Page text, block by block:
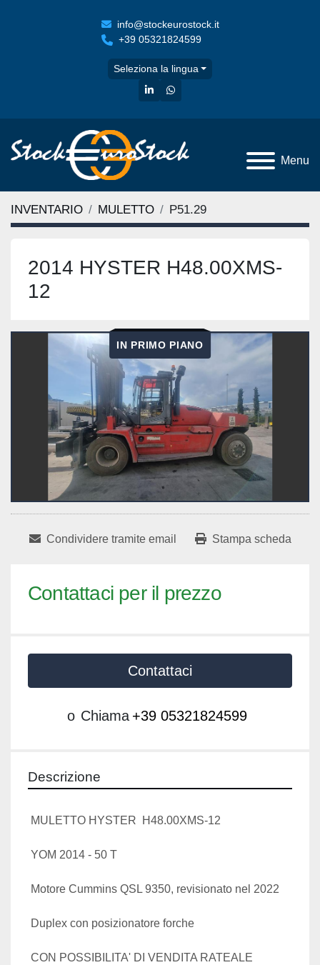
info@stockeurostock.it
+39 05321824599
Seleziona la lingua
linkedinwhatsapp
Menu
INVENTARIO MULETTO P51.29
2014 HYSTER H48.00XMS-
12
IN PRIMO PIANO
Condividere tramite email Stampa scheda
Contattaci per il prezzo
Contattaci
o Chiama +39 05321824599
Descrizione
MULETTO HYSTER  H48.00XMS-12
YOM 2014 - 50 T
Motore Cummins QSL 9350, revisionato nel 2022
Duplex con posizionatore forche
CON POSSIBILITA' DI VENDITA RATEALE